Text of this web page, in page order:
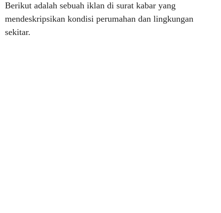
Berikut adalah sebuah iklan di surat kabar yang
mendeskripsikan kondisi perumahan dan lingkungan
sekitar.